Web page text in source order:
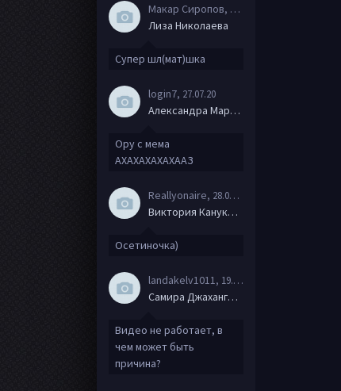
Макар Сиропов, 08.08.20
Лиза Николаева
Супер шл(мат)шка
login7, 27.07.20
Александра Маркова
Ору с мема
АХАХАХАХАХААЗ
Reallyonaire, 28.06.20
Виктория Канукова
Осетиночка)
landakelv1011 , 19.06.20
Самира Джахангирова
Видео не работает, в
чем может быть
причина?